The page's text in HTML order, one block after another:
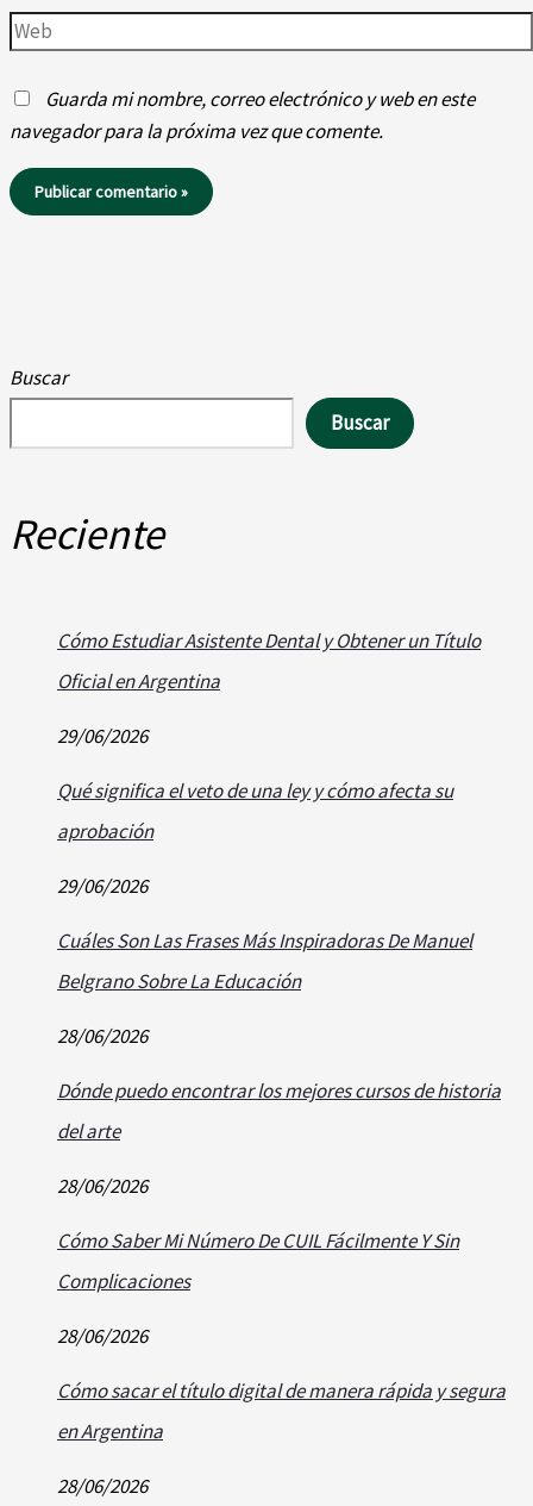
Web
Guarda mi nombre, correo electrónico y web en este
navegador para la próxima vez que comente.
Buscar
Buscar
Reciente
Cómo Estudiar Asistente Dental y Obtener un Título
Oficial en Argentina
29/06/2026
Qué significa el veto de una ley y cómo afecta su
aprobación
29/06/2026
Cuáles Son Las Frases Más Inspiradoras De Manuel
Belgrano Sobre La Educación
28/06/2026
Dónde puedo encontrar los mejores cursos de historia
del arte
28/06/2026
Cómo Saber Mi Número De CUIL Fácilmente Y Sin
Complicaciones
28/06/2026
Cómo sacar el título digital de manera rápida y segura
en Argentina
28/06/2026